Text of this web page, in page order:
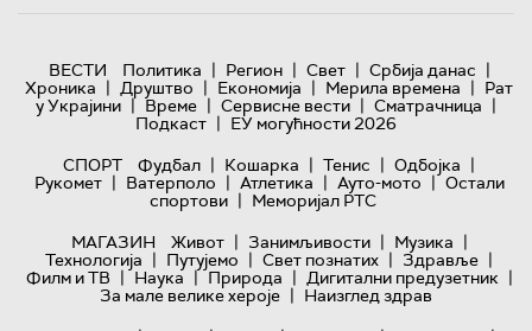
ВЕСТИ Политика | Регион | Свет | Србија данас |
Хроника | Друштво | Економија | Мерила времена | Рат
у Украјини | Време | Сервисне вести | Сматрачница |
Подкаст | ЕУ могућности 2026
СПОРТ
Фудбал | Кошарка | Тенис | Одбојка |
Рукомет | Ватерполо | Атлетика | Ауто-мото | Остали
спортови | Меморијал РТС
МАГАЗИН
Живот | Занимљивости | Музика |
Технологијa | Путујемо | Свет познатих | Здравље |
Филм и ТВ | Наука | Природа | Дигитални предузетник |
За мале велике хероје | Наизглед здрав